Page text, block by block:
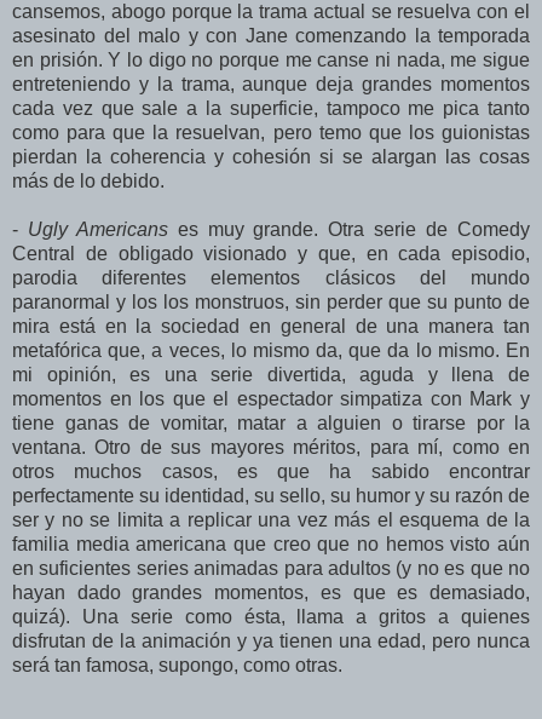
cansemos, abogo porque la trama actual se resuelva con el
asesinato del malo y con Jane comenzando la temporada
en prisión. Y lo digo no porque me canse ni nada, me sigue
entreteniendo y la trama, aunque deja grandes momentos
cada vez que sale a la superficie, tampoco me pica tanto
como para que la resuelvan, pero temo que los guionistas
pierdan la coherencia y cohesión si se alargan las cosas
más de lo debido.
- Ugly Americanses muy grande. Otra serie de Comedy
Central de obligado visionado y que, en cada episodio,
parodia diferentes elementos clásicos del mundo
paranormal y los los monstruos, sin perder que su punto de
mira está en la sociedad en general de una manera tan
metafórica que, a veces, lo mismo da, que da lo mismo. En
mi opinión, es una serie divertida, aguda y llena de
momentos en los que el espectador simpatiza con Mark y
tiene ganas de vomitar, matar a alguien o tirarse por la
ventana. Otro de sus mayores méritos, para mí, como en
otros muchos casos, es que ha sabido encontrar
perfectamente su identidad, su sello, su humor y su razón de
ser y no se limita a replicar una vez más el esquema de la
familia media americana que creo que no hemos visto aún
en suficientes series animadas para adultos (y no es que no
hayan dado grandes momentos, es que es demasiado,
quizá). Una serie como ésta, llama a gritos a quienes
disfrutan de la animación y ya tienen una edad, pero nunca
será tan famosa, supongo, como otras.